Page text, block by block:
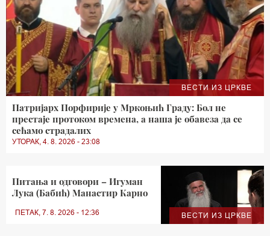
ВЕСТИ ИЗ ЦРКВЕ
Патријарх Порфирије у Мркоњић Граду: Бол не
престаје протоком времена, а наша је обавеза да се
сећамо страдалих
УТОРАК, 4. 8. 2026 - 23:08
ВЕСТИ ИЗ ЦРКВЕ
Питања и одговори – Игуман
Лука (Бабић) Манастир Карно
ПЕТАК, 7. 8. 2026 - 12:36